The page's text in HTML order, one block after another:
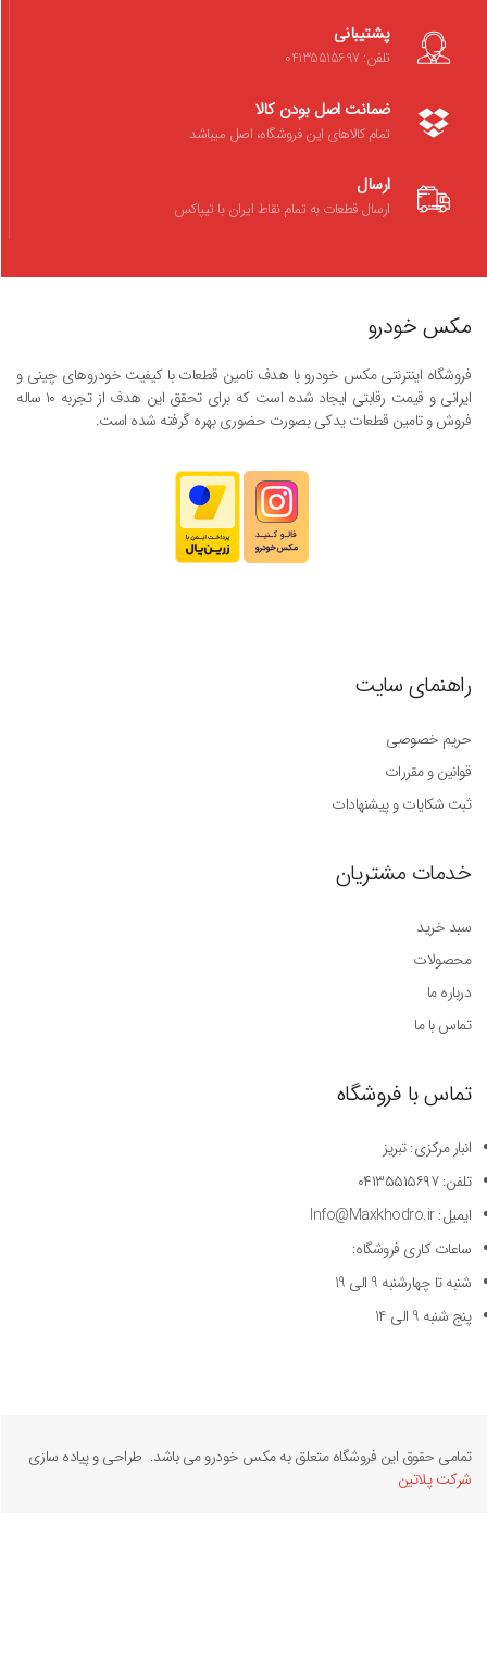
پشتیبانی
تلفن: 04135515697
ضمانت اصل بودن کالا
تمام کالاهای این فروشگاه، اصل میباشد
ارسال
ارسال قطعات به تمام نقاط ایران با تیپاکس
مکس خودرو
فروشگاه اینترنتی مکس خودرو با هدف تامین قطعات با کیفیت خودروهای چینی و
ایرانی و قیمت رقابتی ایجاد شده است که برای تحقق این هدف از تجربه ۱۰ ساله
فروش و تامین قطعات یدکی بصورت حضوری بهره گرفته شده است.
راهنمای سایت
حریم خصوصی
قوانین و مقررات
ثبت شکایات و پیشنهادات
خدمات مشتریان
سبد خرید
محصولات
درباره ما
تماس با ما
تماس با فروشگاه
انبار مرکزی: تبریز
تلفن: ۰۴۱۳۵۵۱۵۶۹۷
ایمیل: Info@Maxkhodro.ir
ساعات کاری فروشگاه:
شنبه تا چهارشنبه 9 الی 19
پنج شنبه 9 الی 14
تمامی حقوق این فروشگاه متعلق به مکس خودرو می باشد. طراحی و پیاده سازی
شرکت پلاتین